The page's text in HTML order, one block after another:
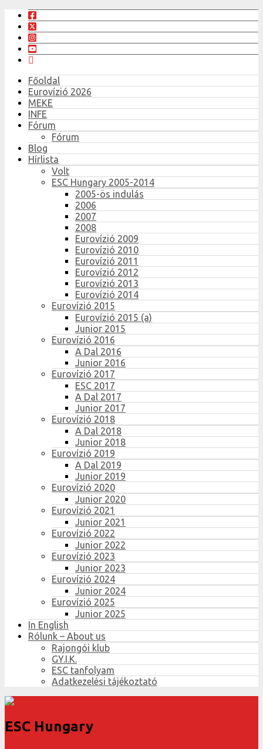
Főoldal
Eurovízió 2026
MEKE
INFE
Fórum
Fórum
Blog
Hírlista
Volt
ESC Hungary 2005-2014
2005-ös indulás
2006
2007
2008
Eurovízió 2009
Eurovízió 2010
Eurovízió 2011
Eurovízió 2012
Eurovízió 2013
Eurovízió 2014
Eurovízió 2015
Eurovízió 2015 (a)
Junior 2015
Eurovízió 2016
A Dal 2016
Junior 2016
Eurovízió 2017
ESC 2017
A Dal 2017
Junior 2017
Eurovízió 2018
A Dal 2018
Junior 2018
Eurovízió 2019
A Dal 2019
Junior 2019
Eurovízió 2020
Junior 2020
Eurovízió 2021
Junior 2021
Eurovízió 2022
Junior 2022
Eurovízió 2023
Junior 2023
Eurovízió 2024
Junior 2024
Eurovízió 2025
Junior 2025
In English
Rólunk – About us
Rajongói klub
GY.I.K.
ESC tanfolyam
Adatkezelési tájékoztató
ESC Hungary